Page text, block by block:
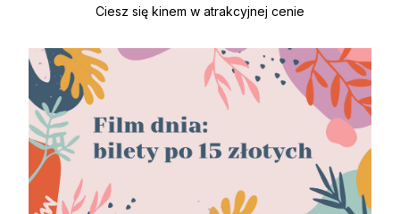
Ciesz się kinem w atrakcyjnej cenie